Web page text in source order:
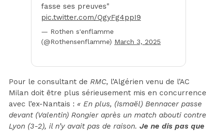
fasse ses preuves"
pic.twitter.com/QgyFg4ppI9
— Rothen s'enflamme
(@Rothensenflamme) March 3, 2025
Pour le consultant de RMC, l’Algérien venu de l’AC
Milan doit être plus sérieusement mis en concurrence
avec l’ex-Nantais : « En plus, (Ismaël) Bennacer passe
devant (Valentin) Rongier après un match abouti contre
Lyon (3-2), il n’y avait pas de raison. Je ne dis pas que